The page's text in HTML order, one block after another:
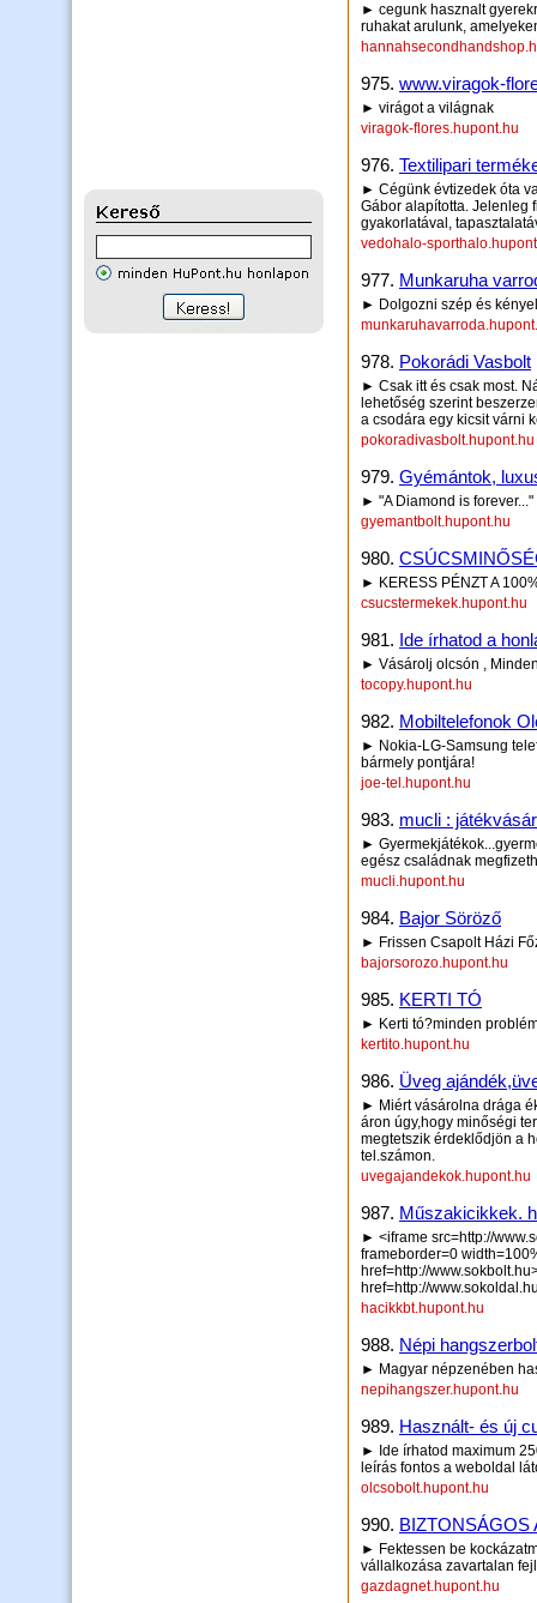
► cegunk hasznalt
ruhakat arulunk,
975. www.viragok-
► virágot a világnak
viragok-flores.hupont.hu
976. Textilipari
► Cégünk évtizedek óta
Gábor alapította. Jelenleg
gyakorlatával,
vedohalo-
977. Munkaruha
► Dolgozni szép és
978. Pokorádi Vasbolt
► Csak itt és csak most.
lehetőség szerint
a csodára egy kicsit várni
pokoradivasbolt.hupont.hu
979. Gyémántok,
► "A Diamond is
gyemantbolt.hupont.hu
980.
► KERESS PÉNZT A
csucstermekek.hupont.hu
981. Ide írhatod a
► Vásárolj olcsón ,
tocopy.hupont.hu
982. Mobiltelefonok
► Nokia-LG-Samsung
bármely pontjára!
joe-tel.hupont.hu
983. mucli :
►
egész családnak
mucli.hupont.hu
984. Bajor Söröző
► Frissen Csapolt Házi
bajorsorozo.hupont.hu
985. KERTI TÓ
► Kerti tó?minden
kertito.hupont.hu
986. Üveg
► Miért vásárolna drága
áron úgy,hogy minőségi
megtetszik érdeklődjön a
tel.számon.
uvegajandekok.hupont.hu
987. Műszakicikkek.
► <iframe src=http://
frameborder=0
href=http://
href=http://
hacikkbt.hupont.hu
988. Népi
► Magyar népzenében
nepihangszer.hupont.hu
989. Használt- és új
► Ide írhatod maximum
leírás fontos a weboldal
olcsobolt.hupont.hu
990. BIZTONSÁGOS
► Fektessen be
vállalkozása zavartalan
gazdagnet.hupont.hu